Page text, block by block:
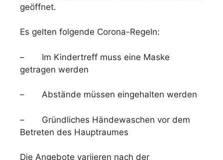
geöffnet.
Es gelten folgende Corona-Regeln:
– Im Kindertreff muss eine Maske
getragen werden
– Abstände müssen eingehalten werden
– Gründliches Händewaschen vor dem
Betreten des Hauptraumes
Die Angebote variieren nach der